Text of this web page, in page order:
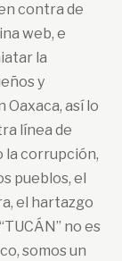
contra de
web, e
la
y
así lo
línea de
la corrupción,
pueblos, el
el hartazgo
no es
somos un